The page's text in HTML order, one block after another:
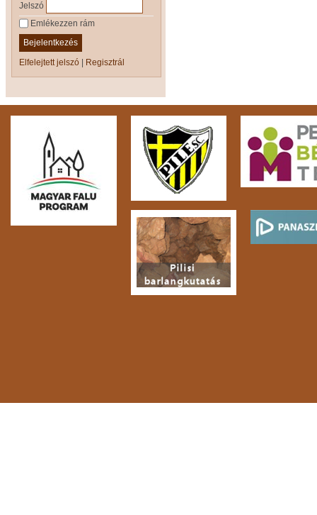
Jelszó
Emlékezzen rám
Bejelentkezés
Elfelejtett jelszó | Regisztrál